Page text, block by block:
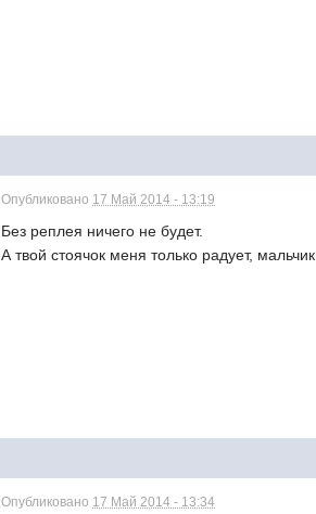
Опубликовано 17 Май 2014 - 13:19
Без реплея ничего не будет.
А твой стоячок меня только радует, мальчик.
Опубликовано 17 Май 2014 - 13:34